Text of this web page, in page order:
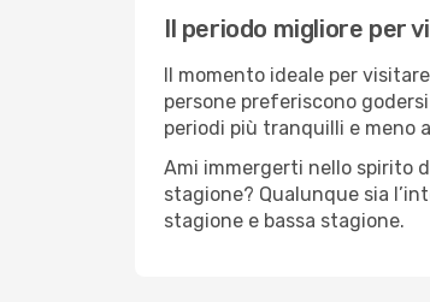
Il periodo migliore per
Il momento ideale per
persone preferiscono
periodi più tranquilli e meno
Ami immergerti nello spirito
stagione? Qualunque sia
stagione e bassa stagione.